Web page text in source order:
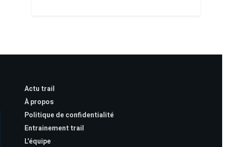
Actu trail
À propos
Politique de confidentialité
Entrainement trail
L'équipe